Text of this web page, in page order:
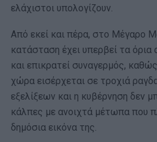
ελάχιστοι υπολογίζουν.
Από εκεί και πέρα, στο Μέγαρο
κατάσταση έχει υπερβεί τα όρια
και επικρατεί συναγερμός,
χώρα εισέρχεται σε τροχιά
εξελίξεων και η κυβέρνηση δεν
κάλπες με ανοιχτά μέτωπα που
δημόσια εικόνα της.